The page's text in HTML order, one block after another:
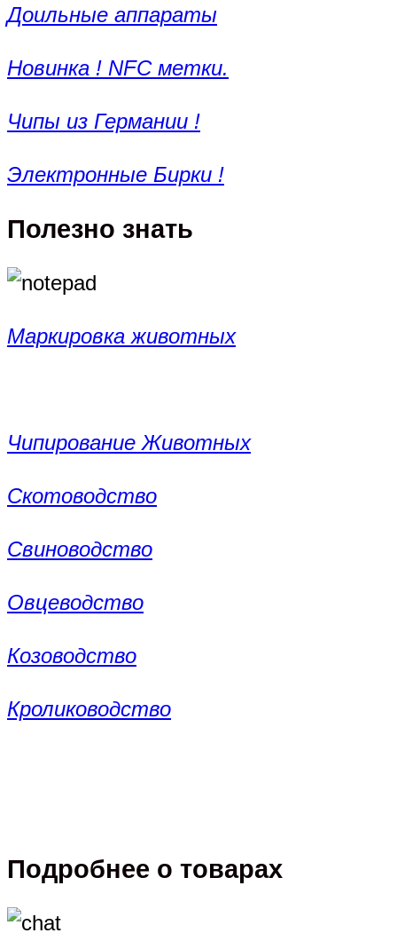
Доильные аппараты
Новинка ! NFC метки.
Чипы из Германии !
Электронные Бирки !
Полезно знать
Маркировка животных
Чипирование Животных
Скотоводство
Свиноводство
Овцеводство
Козоводство
Кролиководство
Подробнее о товарах